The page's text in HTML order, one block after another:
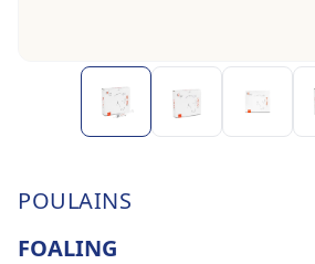
POULAINS
FOALING